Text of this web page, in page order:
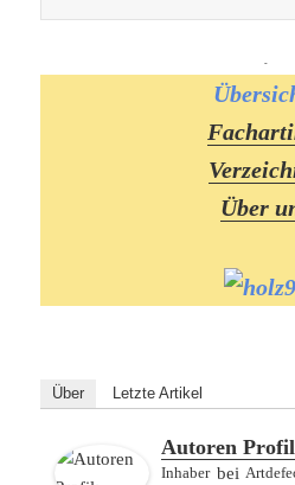
-
Über
Über Letzte Artikel
Autoren
Inhaberbei